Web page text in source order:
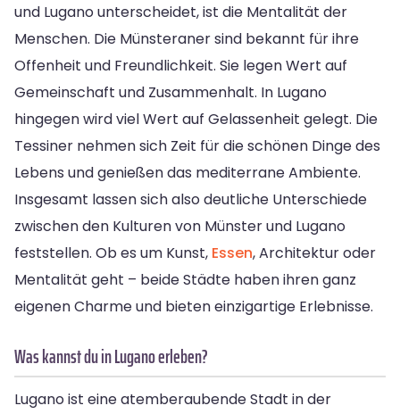
und Lugano unterscheidet, ist die Mentalität der
Menschen. Die Münsteraner sind bekannt für ihre
Offenheit und Freundlichkeit. Sie legen Wert auf
Gemeinschaft und Zusammenhalt. In Lugano
hingegen wird viel Wert auf Gelassenheit gelegt. Die
Tessiner nehmen sich Zeit für die schönen Dinge des
Lebens und genießen das mediterrane Ambiente.
Insgesamt lassen sich also deutliche Unterschiede
zwischen den Kulturen von Münster und Lugano
feststellen. Ob es um Kunst, Essen, Architektur oder
Mentalität geht – beide Städte haben ihren ganz
eigenen Charme und bieten einzigartige Erlebnisse.
Was kannst du in Lugano erleben?
Lugano ist eine atemberaubende Stadt in der